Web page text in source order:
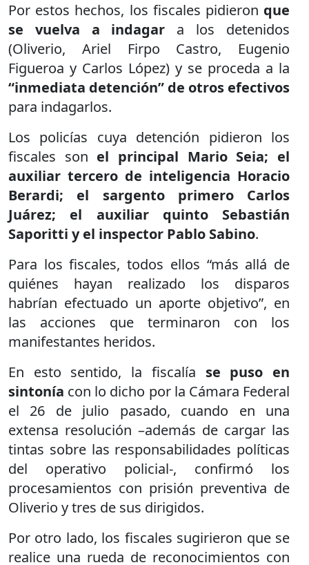
Por estos hechos, los fiscales pidieron que
se vuelva a indagar a los detenidos
(Oliverio, Ariel Firpo Castro, Eugenio
Figueroa y Carlos López) y se proceda a la
“inmediata detención” de otros efectivos
para indagarlos.
Los policías cuya detención pidieron los
fiscales son el principal Mario Seia; el
auxiliar tercero de inteligencia Horacio
Berardi; el sargento primero Carlos
Juárez; el auxiliar quinto Sebastián
Saporitti y el inspector Pablo Sabino.
Para los fiscales, todos ellos “más allá de
quiénes hayan realizado los disparos
habrían efectuado un aporte objetivo”, en
las acciones que terminaron con los
manifestantes heridos.
En esto sentido, la fiscalía se puso en
sintonía con lo dicho por la Cámara Federal
el 26 de julio pasado, cuando en una
extensa resolución –además de cargar las
tintas sobre las responsabilidades políticas
del operativo policial-, confirmó los
procesamientos con prisión preventiva de
Oliverio y tres de sus dirigidos.
Por otro lado, los fiscales sugirieron que se
realice una rueda de reconocimientos con